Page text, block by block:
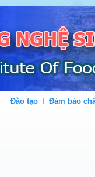
Đào tạo Đảm bảo